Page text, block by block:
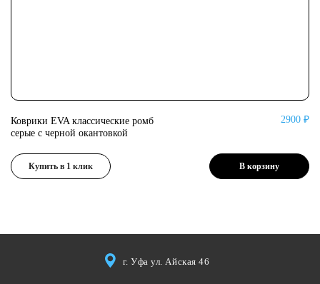
Коврики EVA классические ромб
серые с черной окантовкой
2900 ₽
Купить в 1 клик В корзину
г. Уфа ул. Айская 46